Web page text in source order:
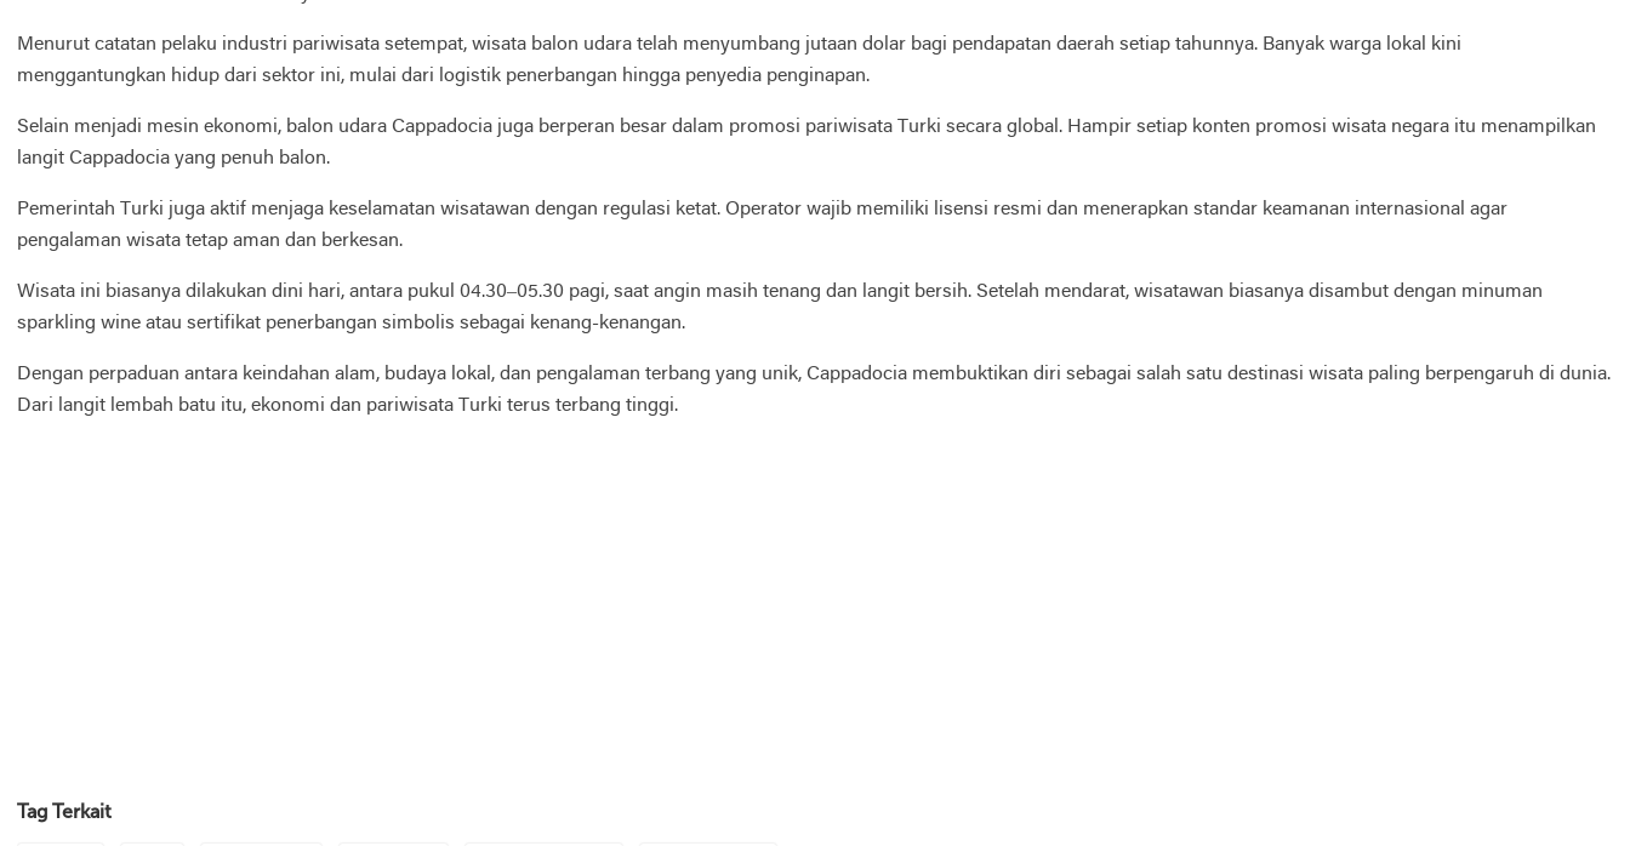
Menurut catatan pelaku industri pariwisata setempat, wisata balon udara telah menyumbang jutaan dolar bagi pendapatan daerah setiap tahunnya. Banyak warga lokal kini
menggantungkan hidup dari sektor ini, mulai dari logistik penerbangan hingga penyedia penginapan.
Selain menjadi mesin ekonomi, balon udara Cappadocia juga berperan besar dalam promosi pariwisata Turki secara global. Hampir setiap konten promosi wisata negara itu menampilkan
langit Cappadocia yang penuh balon.
Pemerintah Turki juga aktif menjaga keselamatan wisatawan dengan regulasi ketat. Operator wajib memiliki lisensi resmi dan menerapkan standar keamanan internasional agar
pengalaman wisata tetap aman dan berkesan.
Wisata ini biasanya dilakukan dini hari, antara pukul 04.30–05.30 pagi, saat angin masih tenang dan langit bersih. Setelah mendarat, wisatawan biasanya disambut dengan minuman
sparkling wine atau sertifikat penerbangan simbolis sebagai kenang-kenangan.
Dengan perpaduan antara keindahan alam, budaya lokal, dan pengalaman terbang yang unik, Cappadocia membuktikan diri sebagai salah satu destinasi wisata paling berpengaruh di dunia.
Dari langit lembah batu itu, ekonomi dan pariwisata Turki terus terbang tinggi.
Tag Terkait